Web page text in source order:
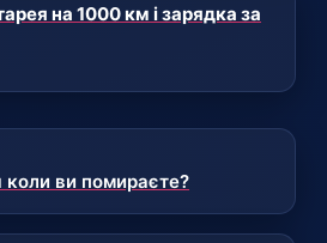
на 1000 км і зарядка за
ви помираєте?